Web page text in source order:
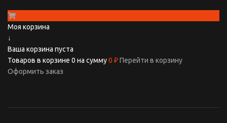
Моя корзина
↓
Ваша корзина пуста
Товаров в корзине 0 на сумму0 ₽Перейти в корзину
Оформить заказ